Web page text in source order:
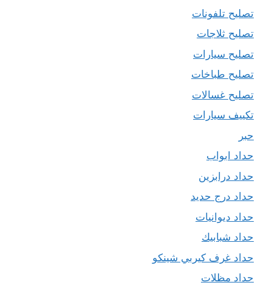
تصليح تلفونات
تصليح ثلاجات
تصليح سيارات
تصليح طباخات
تصليح غسالات
تكييف سيارات
حبر
حداد ابواب
حداد درابزين
حداد درج حديد
حداد ديوانيات
حداد شبابيك
حداد غرف كيربي شينكو
حداد مظلات